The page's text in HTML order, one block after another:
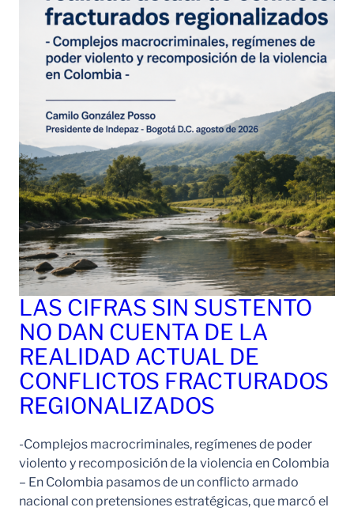
LAS CIFRAS SIN SUSTENTO
NO DAN CUENTA DE LA
REALIDAD ACTUAL DE
CONFLICTOS FRACTURADOS
REGIONALIZADOS
-Complejos macrocriminales, regímenes de poder
violento y recomposición de la violencia en Colombia
– En Colombia pasamos de un conflicto armado
nacional con pretensiones estratégicas, que marcó el